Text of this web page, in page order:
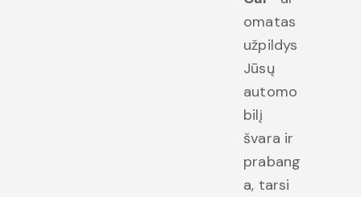
omatas
užpildys
Jūsų
automo
bilį
švara ir
prabang
a, tarsi